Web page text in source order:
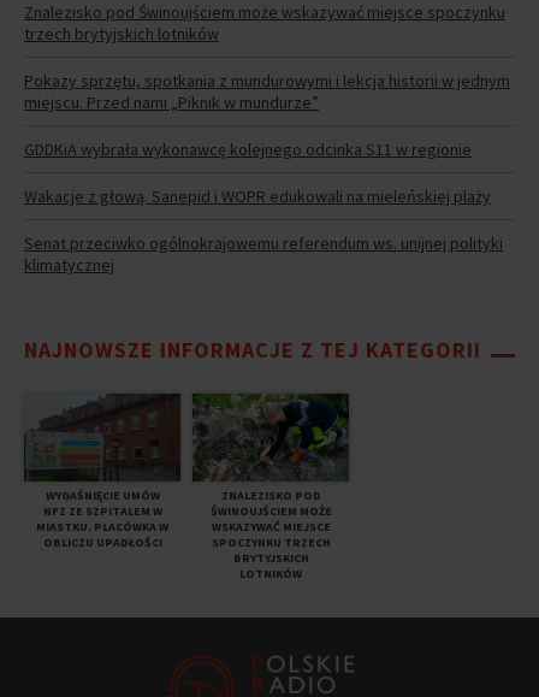
Znalezisko pod Świnoujściem może wskazywać miejsce spoczynku
trzech brytyjskich lotników
Pokazy sprzętu, spotkania z mundurowymi i lekcja historii w jednym
miejscu. Przed nami „Piknik w mundurze”
GDDKiA wybrała wykonawcę kolejnego odcinka S11 w regionie
Wakacje z głową. Sanepid i WOPR edukowali na mieleńskiej plaży
Senat przeciwko ogólnokrajowemu referendum ws. unijnej polityki
klimatycznej
NAJNOWSZE INFORMACJE Z TEJ KATEGORII
WYGAŚNIĘCIE UMÓW
NFZ ZE SZPITALEM W
MIASTKU. PLACÓWKA W
OBLICZU UPADŁOŚCI
ZNALEZISKO POD
ŚWINOUJŚCIEM MOŻE
WSKAZYWAĆ MIEJSCE
SPOCZYNKU TRZECH
BRYTYJSKICH
LOTNIKÓW